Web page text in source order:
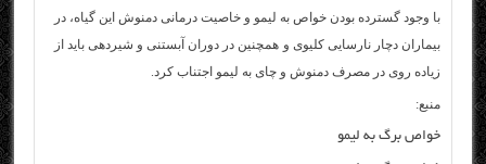
با وجود گسترده بودن خواص به لیمو و خاصیت درمانی دمنوش این گیاه، در
بیماران دچار نارسایی کلیوی و همچنین در دوران آبستنی و شیردهی باید از
زیاده روی در مصرف دمنوش و چای به لیمو اجتناب کرد.
منبع:
خواص برگ به لیمو